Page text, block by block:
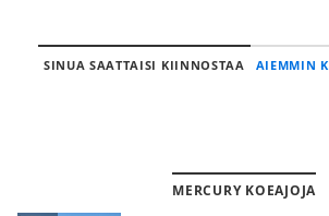
SINUA SAATTAISI KIINNOSTAA AIEMMIN
MERCURY KOEAJOJA